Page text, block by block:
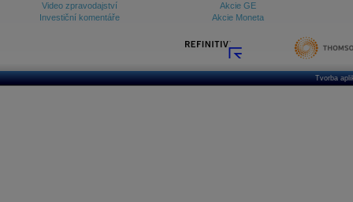
Video zpravodajství
Investiční komentáře
Akcie GE
Akcie Moneta
Tvorba